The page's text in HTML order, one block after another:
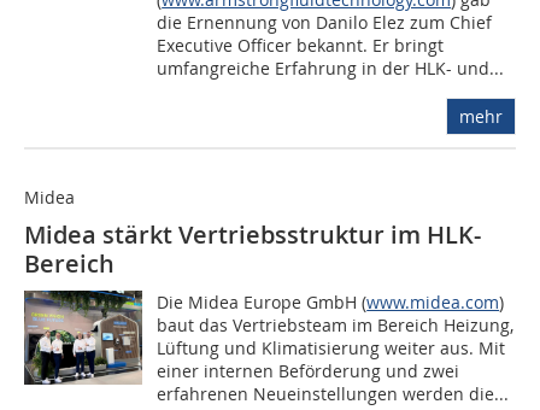
die Ernennung von Danilo Elez zum Chief
Executive Officer bekannt. Er bringt
umfangreiche Erfahrung in der HLK- und...
mehr
Midea
Midea stärkt Vertriebs­struktur im HLK-
Bereich
Die Midea Europe GmbH (www.midea.com)
baut das Vertriebsteam im Bereich Heizung,
Lüftung und Klimatisierung weiter aus. Mit
einer internen Beförderung und zwei
erfahrenen Neueinstellungen werden die...